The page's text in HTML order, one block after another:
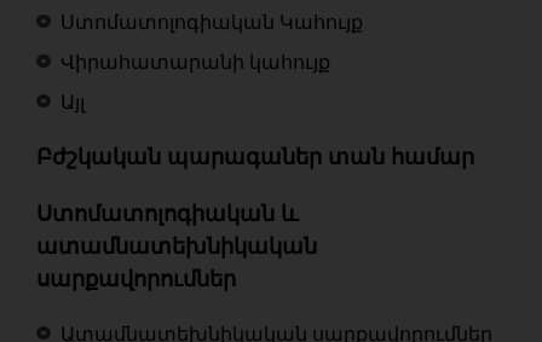
Ստոմատոլոգիական Կահույք
Վիրահատարանի կահույք
Այլ
Բժշկական պարագաներ տան համար
Ստոմատոլոգիական և
ատամնատեխնիկական
սարքավորումներ
Ատամնատեխնիկական սարքավորումներ